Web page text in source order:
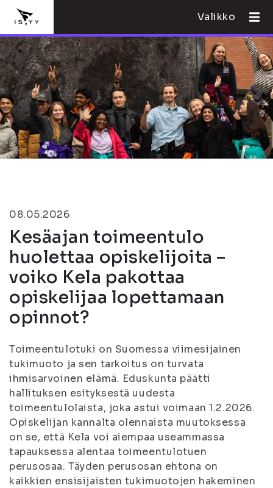
Valikko
08.05.2026
Kesäajan toimeentulo
huolettaa opiskelijoita –
voiko Kela pakottaa
opiskelijaa lopettamaan
opinnot?
Toimeentulotuki on Suomessa viimesijainen
tukimuoto ja sen tarkoitus on turvata
ihmisarvoinen elämä. Eduskunta päätti
hallituksen esityksestä uudesta
toimeentulolaista, joka astui voimaan 1.2.2026.
Opiskelijan kannalta olennaista muutoksessa
on se, että Kela voi aiempaa useammassa
tapauksessa alentaa toimeentulotuen
perusosaa. Täyden perusosan ehtona on
kaikkien ensisijaisten tukimuotojen hakeminen